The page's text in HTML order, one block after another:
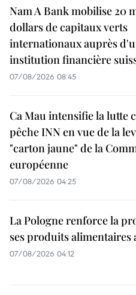
Nam A Bank mobilise 20
dollars de capitaux verts
internationaux auprès
institution financière
07/08/2026 08:45
Ca Mau intensifie la lutte
pêche INN en vue de la
"carton jaune" de la
européenne
07/08/2026 04:25
La Pologne renforce la
ses produits alimentaires
07/08/2026 04:12